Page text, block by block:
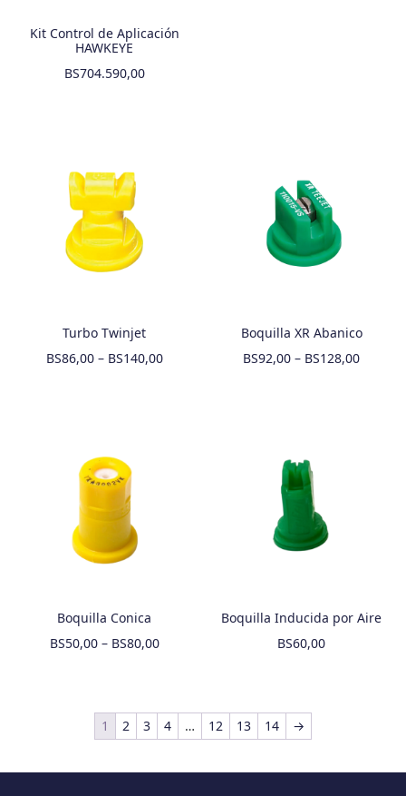
Kit Control de Aplicación
HAWKEYE
BS704.590,00
Turbo Twinjet
BS86,00– BS140,00
Boquilla XR Abanico
BS92,00 – BS128,00
Boquilla Conica
BS50,00– BS80,00
Boquilla Inducida por Aire
BS60,00
1 2 3 4 … 12 13 14 →